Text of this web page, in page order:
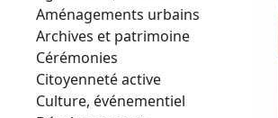
Aménagements urbains
Archives et patrimoine
Cérémonies
Citoyenneté active
Culture, événementiel